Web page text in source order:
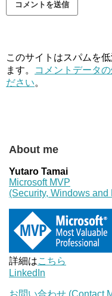
このサイトはスパムを
ます。
コメントデータ
ださい。
About me
Yutaro Tamai
Microsoft MVP
(Security, Windows and
詳細はこちら
LinkedIn
お問い合わせ (Contact